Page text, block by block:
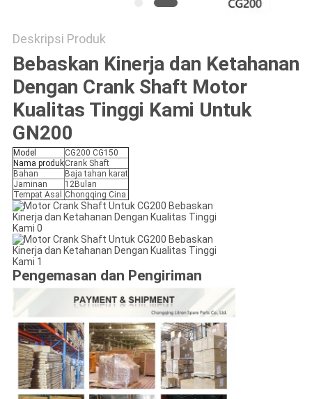
Deskripsi Produk
Bebaskan Kinerja dan Ketahanan
Dengan Crank Shaft Motor
Kualitas Tinggi Kami Untuk
GN200
Model
CG200 CG150
Nama produkCrank Shaft
Bahan
Baja tahan karat
Jaminan
12Bulan
Tempat Asal
Chongqing Cina
Pengemasan dan Pengiriman